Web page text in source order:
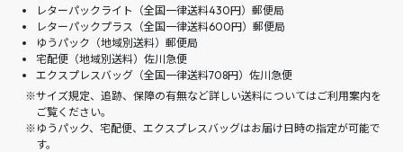
レターパックライト（全国一律送料430円）郵便局
レターパックプラス（全国一律送料600円）郵便局
ゆうパック（地域別送料）郵便局
宅配便（地域別送料）佐川急便
エクスプレスバッグ（全国一律送料708円）佐川急便
サイズ規定、追跡、保障の有無など詳しい送料についてはご利用案内を
ご覧ください。
ゆうパック、宅配便、エクスプレスバッグはお届け日時の指定が可能で
す。